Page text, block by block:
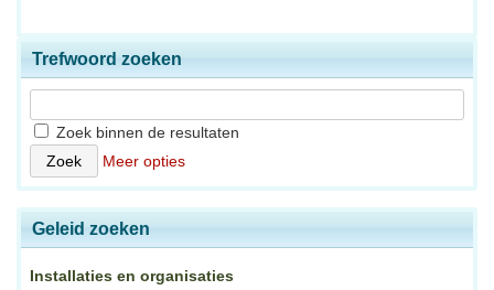
Trefwoord zoeken
Zoek binnen de resultaten
Meer opties
Geleid zoeken
Installaties en organisaties